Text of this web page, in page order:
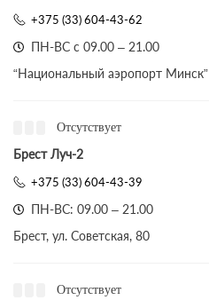
+375 (33) 604-43-62
ПН-ВС с 09.00 – 21.00
“Национальный аэропорт Минск”
Отсутствует
Брест Луч-2
+375 (33) 604-43-39
ПН-ВС: 09.00 – 21.00
Брест, ул. Советская, 80
Отсутствует